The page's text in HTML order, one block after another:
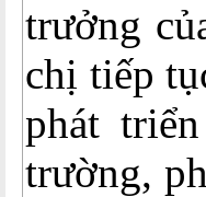
trưởng
chị tiếp
phát
trường,